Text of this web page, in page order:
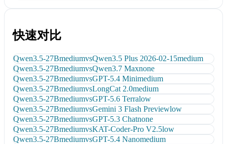
快速对比
Qwen3.5-27BmediumvsQwen3.5 Plus 2026-02-15medium
Qwen3.5-27BmediumvsQwen3.7 Maxnone
Qwen3.5-27BmediumvsGPT-5.4 Minimedium
Qwen3.5-27BmediumvsLongCat 2.0medium
Qwen3.5-27BmediumvsGPT-5.6 Terralow
Qwen3.5-27BmediumvsGemini 3 Flash Previewlow
Qwen3.5-27BmediumvsGPT-5.3 Chatnone
Qwen3.5-27BmediumvsKAT-Coder-Pro V2.5low
Qwen3.5-27BmediumvsGPT-5.4 Nanomedium